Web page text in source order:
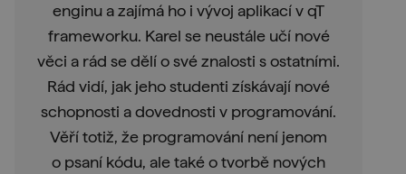
enginu a zajímá ho i vývoj aplikací v qT
frameworku. Karel se neustále učí nové
věci a rád se dělí o své znalosti s ostatními.
Rád vidí, jak jeho studenti získávají nové
schopnosti a dovednosti v programování.
Věří totiž, že programování není jenom
o psaní kódu, ale také o tvorbě nových